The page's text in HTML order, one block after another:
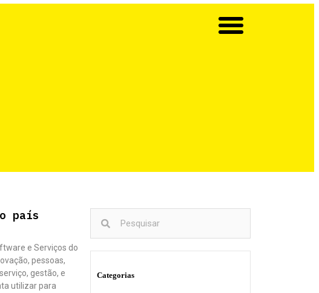
país
e Serviços do
pessoas,
gestão, e
utilizar para
Categorias